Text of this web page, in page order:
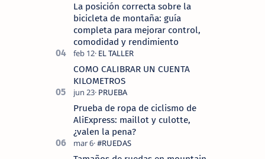
La posición correcta sobre la
bicicleta de montaña: guía
completa para mejorar control,
comodidad y rendimiento
COMO CALIBRAR UN CUENTA
KILOMETROS
Prueba de ropa de ciclismo de
AliExpress: maillot y culotte,
¿valen la pena?